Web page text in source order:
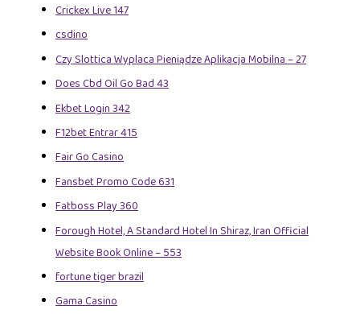
Crickex Live 147
csdino
Czy Slottica Wyplaca Pieniądze Aplikacja Mobilna – 27
Does Cbd Oil Go Bad 43
Ekbet Login 342
F12bet Entrar 415
Fair Go Casino
Fansbet Promo Code 631
Fatboss Play 360
Forough Hotel, A Standard Hotel In Shiraz, Iran Official
Website Book Online – 553
fortune tiger brazil
Gama Casino